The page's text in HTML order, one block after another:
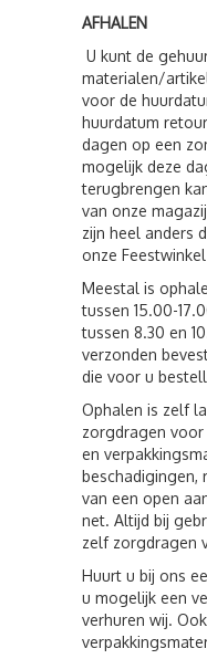
AFHALEN
U kunt de
materialen/
voor de
huurdatum
dagen op een
mogelijk deze
terugbrengen
van onze
zijn heel anders
onze
Meestal is
tussen 15.00-
tussen 8.30 en
verzonden
die voor u
Ophalen is zelf
zorgdragen
en
beschadigingen,
van een open
net. Altijd bij
zelf zorgdragen
Huurt u bij ons
u mogelijk een
verhuren wij.